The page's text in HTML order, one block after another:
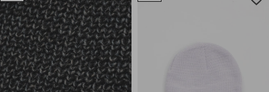
univerzálna veľkosť